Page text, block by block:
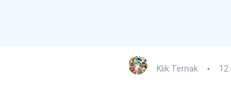
Klik Ternak 12